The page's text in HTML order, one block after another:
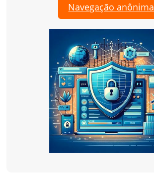
Navegação anônima